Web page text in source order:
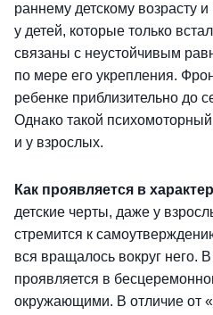
раннему детскому возрасту
у детей, которые только
связаны с неустойчивым
по мере его укрепления.
ребенке приблизительно до
Однако такой психомоторный
и у взрослых.
Как проявляется в
детские черты, даже у
стремится к
вся вращалось вокруг него.
проявляется в
окружающими. В отличие от